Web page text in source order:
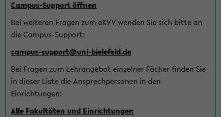
Campus-Support öffnen
Bei weiteren Fragen zum eKVV wenden Sie sich bitte an
die Campus-Support:
campus-support@uni-bielefeld.de
Bei Fragen zum Lehrangebot einzelner Fächer finden Sie
in dieser Liste die Ansprechpersonen in den
Einrichtungen:
Alle Fakultäten und Einrichtungen